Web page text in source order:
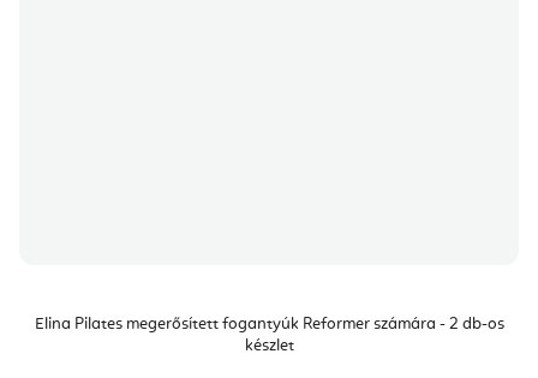
Elina Pilates megerősített fogantyúk Reformer számára - 2 db-os
készlet